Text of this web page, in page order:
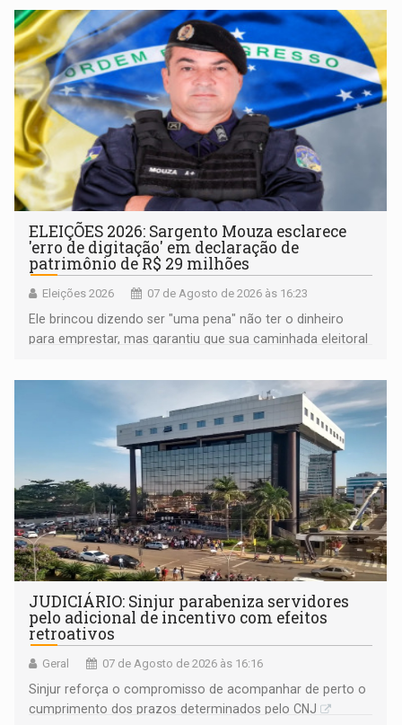
ELEIÇÕES 2026: Sargento Mouza esclarece
'erro de digitação' em declaração de
patrimônio de R$ 29 milhões
Eleições 2026 07 de Agosto de 2026 às 16:23
Ele brincou dizendo ser "uma pena" não ter o dinheiro
para emprestar, mas garantiu que sua caminhada eleitoral
JUDICIÁRIO: Sinjur parabeniza servidores
pelo adicional de incentivo com efeitos
retroativos
Geral 07 de Agosto de 2026 às 16:16
Sinjur reforça o compromisso de acompanhar de perto o
cumprimento dos prazos determinados pelo CNJ